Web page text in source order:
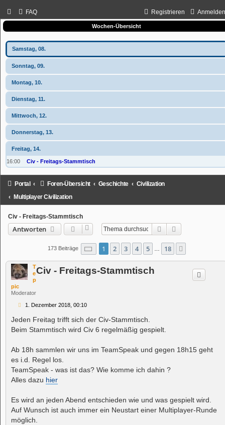
FAQ Registrieren
Wochen-Übersicht
Samstag, 08.
Sonntag, 09.
Montag, 10.
Dienstag, 11.
Mittwoch, 12.
Donnerstag, 13.
Freitag, 14.
16:00 Civ - Freitags-Stammtisch
Portal Foren-Übersicht Geschichte
Civilization
Multiplayer Civilization
Civ - Freitags-Stammtisch
Antworten Suche
173 Beiträge Seite 1von 18
1 2 3 4 5 18
T
e
p
pic
Moderator
Civ - Freitags-Stammtisch
B
i
t
r
1. Dezember 2018, 00:10
Jeden Freitag trifft sich der Civ-Stammtisch.
Beim Stammtisch wird Civ 6 regelmäßig gespielt.
Ab 18h sammlen wir uns im TeamSpeak und gegen 18h15 geht
es i.d. Regel los.
TeamSpeak - was ist das? Wie komme ich dahin ?
Alles dazu hier
Es wird an jeden Abend entschieden wie und was gespielt wird.
Auf Wunsch ist auch immer ein Neustart einer Multiplayer-Runde
möglich.